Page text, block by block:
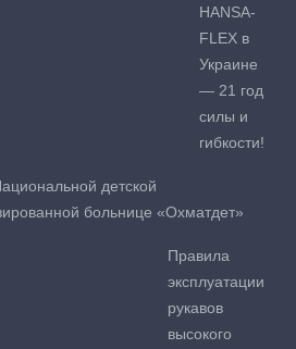
HANSA-
FLEX в
Украине
— 21 год
силы и
гибкости!
детской
больнице «Охматдет»
Правила
эксплуатации
рукавов
высокого